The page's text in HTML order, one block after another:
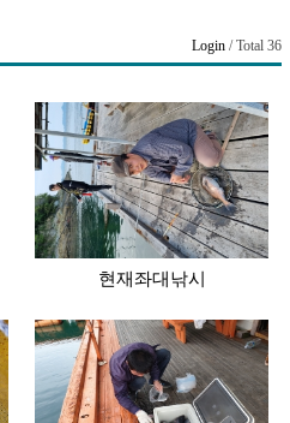
Login / Total 36
현재좌대낚시